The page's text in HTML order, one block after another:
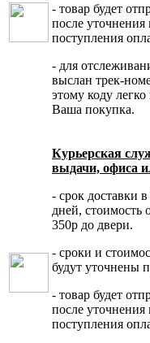
- товар будет
после уточнения
поступления
- для
выслан трек-
этому коду легко
Ваша покупка.
Курьерская
выдачи, офиса
- срок доставки
дней,
350р до двери.
- сроки и
будут уточнены
- товар будет
после уточнения
поступления